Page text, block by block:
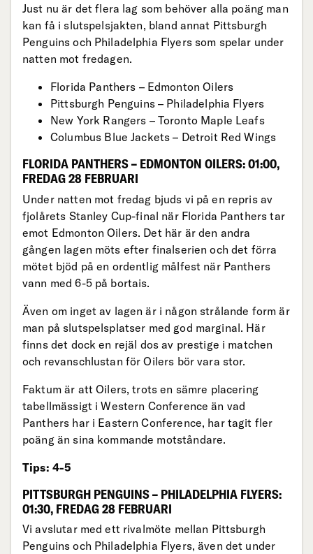
Just nu är det flera lag som behöver alla poäng man
kan få i slutspelsjakten, bland annat Pittsburgh
Penguins och Philadelphia Flyers som spelar under
natten mot fredagen.
Florida Panthers – Edmonton Oilers
Pittsburgh Penguins – Philadelphia Flyers
New York Rangers – Toronto Maple Leafs
Columbus Blue Jackets – Detroit Red Wings
FLORIDA PANTHERS – EDMONTON OILERS: 01:00,
FREDAG 28 FEBRUARI
Under natten mot fredag bjuds vi på en repris av
fjolårets Stanley Cup-final när Florida Panthers tar
emot Edmonton Oilers. Det här är den andra
gången lagen möts efter finalserien och det förra
mötet bjöd på en ordentlig målfest när Panthers
vann med 6-5 på bortais.
Även om inget av lagen är i någon strålande form är
man på slutspelsplatser med god marginal. Här
finns det dock en rejäl dos av prestige i matchen
och revanschlustan för Oilers bör vara stor.
Faktum är att Oilers, trots en sämre placering
tabellmässigt i Western Conference än vad
Panthers har i Eastern Conference, har tagit fler
poäng än sina kommande motståndare.
Tips: 4-5
PITTSBURGH PENGUINS – PHILADELPHIA FLYERS:
01:30, FREDAG 28 FEBRUARI
Vi avslutar med ett rivalmöte mellan Pittsburgh
Penguins och Philadelphia Flyers, även det under